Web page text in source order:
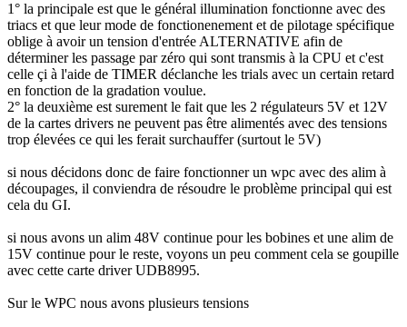
1° la principale est que le général illumination fonctionne avec des
triacs et que leur mode de fonctionenement et de pilotage spécifique
oblige à avoir un tension d'entrée ALTERNATIVE afin de
déterminer les passage par zéro qui sont transmis à la CPU et c'est
celle çi à l'aide de TIMER déclanche les trials avec un certain retard
en fonction de la gradation voulue.
2° la deuxième est surement le fait que les 2 régulateurs 5V et 12V
de la cartes drivers ne peuvent pas être alimentés avec des tensions
trop élevées ce qui les ferait surchauffer (surtout le 5V)
si nous décidons donc de faire fonctionner un wpc avec des alim à
découpages, il conviendra de résoudre le problème principal qui est
cela du GI.
si nous avons un alim 48V continue pour les bobines et une alim de
15V continue pour le reste, voyons un peu comment cela se goupille
avec cette carte driver UDB8995.
Sur le WPC nous avons plusieurs tensions